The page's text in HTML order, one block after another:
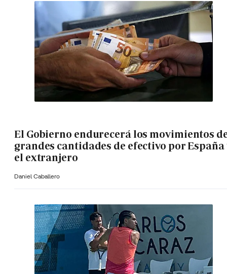
El Gobierno endurecerá los movimientos
grandes cantidades de efectivo por España
el extranjero
Daniel Caballero